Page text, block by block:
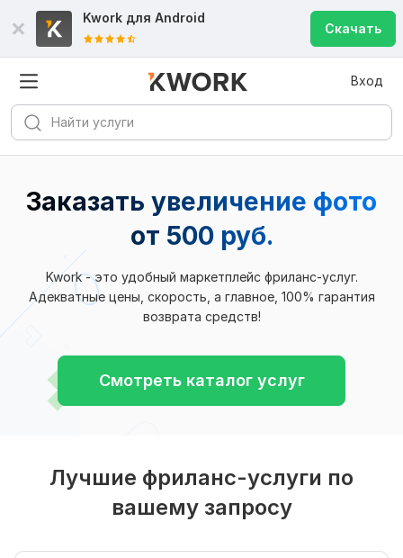
Kwork для Android
Скачать
Вход
Заказать увеличение фото
от 500 руб.
Kwork - это удобный маркетплейс фриланс-услуг.
Адекватные цены, скорость, а главное, 100% гарантия
возврата средств!
Смотреть каталог услуг
Лучшие фриланс-услуги по
вашему запросу